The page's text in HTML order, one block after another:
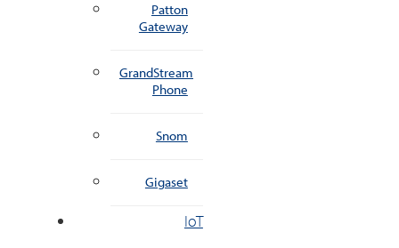
Patton
Gateway
GrandStream
Phone
Snom
Gigaset
IoT